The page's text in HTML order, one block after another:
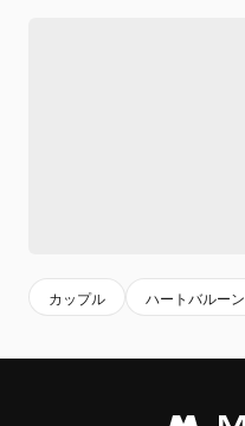
カップル ハートバルーン